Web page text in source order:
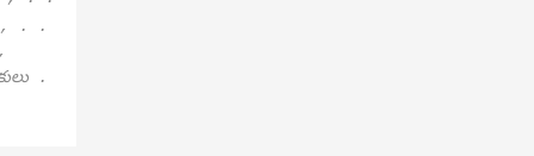
, . .
.